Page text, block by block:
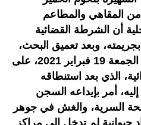
من المقاهي والمطاعم
أن الشرطة القضائية
وبعد تعميق البحث،
أحالته في حالة اعتقال، يوم الجمعة 19 فبراير 2021، على
الذي بعد استنطاقه
أمر بإيداعه السجن
السرية، والغش في جوهر
حيوانية لم تدخل إلى مراكز